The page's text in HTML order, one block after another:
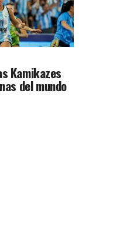
Kamikazes
del mundo